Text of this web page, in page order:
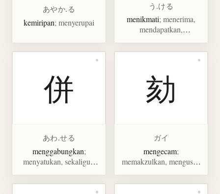
あやか.る
kemiripan; menyerupai
う.ける
menikmati; menerima,
mendapatkan,
(telepon)
併
あわ.せる
menggabungkan;
menyatukan, sekaligus,
劾
ガイ
mengecam;
memakzulkan, mengusut,